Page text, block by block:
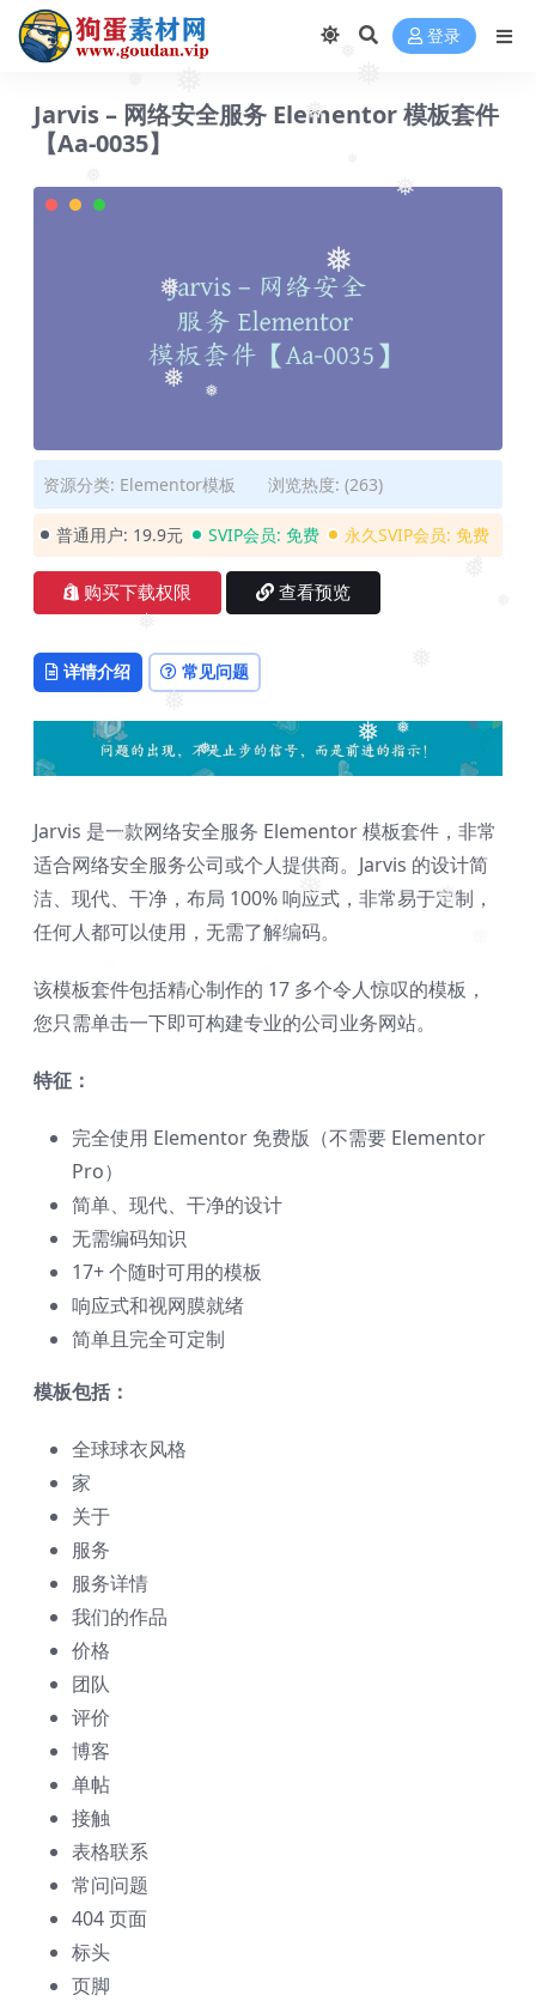
❅
❅
❅
❅
❅
❅
❅
❅
❅
❅
❅
❅
❅
❅
❅ ❅
❅
登录
Jarvis – 网络安全服务 Elementor 模板套件
【Aa-0035】
资源分类: Elementor模板 浏览热度: (263)
普通用户: 19.9元 SVIP会员: 免费 永久SVIP会员: 免费
购买下载权限 查看预览
详情介绍 常见问题
Jarvis 是一款网络安全服务 Elementor 模板套件，非常
适合网络安全服务公司或个人提供商。Jarvis 的设计简
洁、现代、干净，布局 100% 响应式，非常易于定制，
任何人都可以使用，无需了解编码。
该模板套件包括精心制作的 17 多个令人惊叹的模板，
您只需单击一下即可构建专业的公司业务网站。
特征：
完全使用 Elementor 免费版（不需要 Elementor
Pro）
简单、现代、干净的设计
无需编码知识
17+ 个随时可用的模板
响应式和视网膜就绪
简单且完全可定制
模板包括：
全球球衣风格
家
关于
服务
服务详情
我们的作品
价格
团队
评价
博客
单帖
接触
表格联系
常问问题
404 页面
标头
页脚